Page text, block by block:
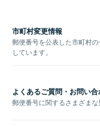
市町村変更情報
郵便番号を公表した市町村
しています。
よくあるご質問・お問い合
郵便番号に関するさまざまな